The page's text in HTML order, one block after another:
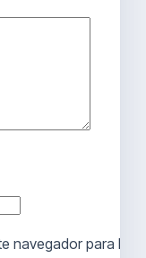
para dictar el curso
navegador para la